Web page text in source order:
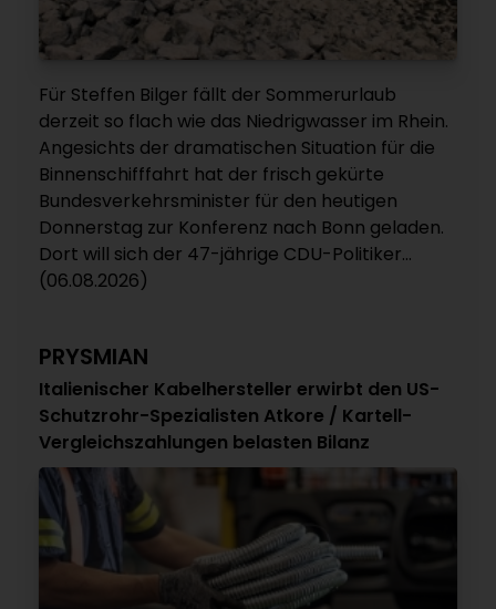
Für Steffen Bilger fällt der Sommerurlaub
derzeit so flach wie das Niedrigwasser im Rhein.
Angesichts der dramatischen Situation für die
Binnenschifffahrt hat der frisch gekürte
Bundesverkehrsminister für den heutigen
Donnerstag zur Konferenz nach Bonn geladen.
Dort will sich der 47-jährige CDU-Politiker...
(06.08.2026)
PRYSMIAN
Italienischer Kabelhersteller erwirbt den US-
Schutzrohr-Spezialisten Atkore / Kartell-
Vergleichszahlungen belasten Bilanz